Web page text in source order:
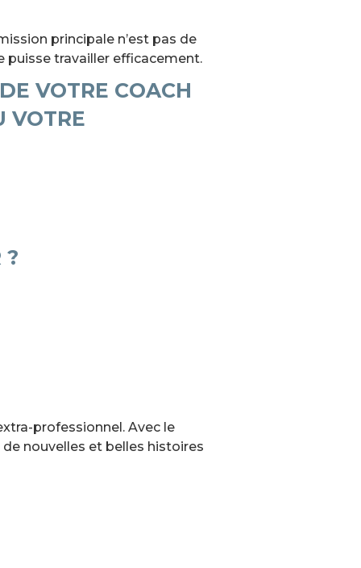
principale n’est pas de
travailler efficacement.
VOTRE COACH
VOTRE
?
professionnel. Avec le
nouvelles et belles histoires